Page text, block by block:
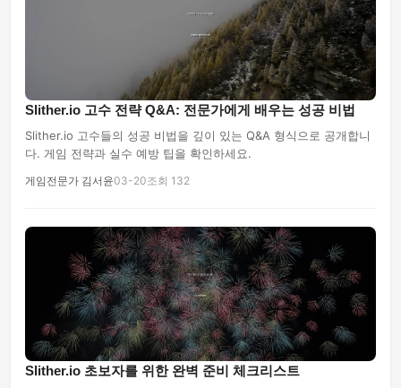
Slither.io 고수 전략 Q&A: 전문가에게 배우는 성공 비법
Slither.io 고수들의 성공 비법을 깊이 있는 Q&A 형식으로 공개합니
다. 게임 전략과 실수 예방 팁을 확인하세요.
게임전문가 김서윤03-20조회 132
Slither.io 초보자를 위한 완벽 준비 체크리스트